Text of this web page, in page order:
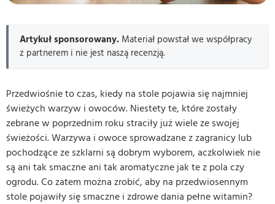
Artykuł sponsorowany.Materiał powstał we współpracy
z partnerem i nie jest naszą recenzją.
Przedwiośnie to czas, kiedy na stole pojawia się najmniej
świeżych warzyw i owoców. Niestety te, które zostały
zebrane w poprzednim roku straciły już wiele ze swojej
świeżości. Warzywa i owoce sprowadzane z zagranicy lub
pochodzące ze szklarni są dobrym wyborem, aczkolwiek nie
są ani tak smaczne ani tak aromatyczne jak te z pola czy
ogrodu. Co zatem można zrobić, aby na przedwiosennym
stole pojawiły się smaczne i zdrowe dania pełne witamin?